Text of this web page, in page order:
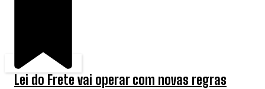
Lei do Frete vai operar com novas regras